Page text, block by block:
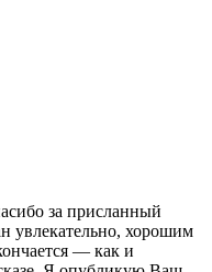
за присланный
увлекательно, хорошим
— как и